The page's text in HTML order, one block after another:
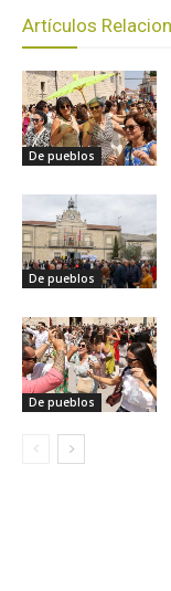
Artículos
De pueblos
De pueblos
De pueblos